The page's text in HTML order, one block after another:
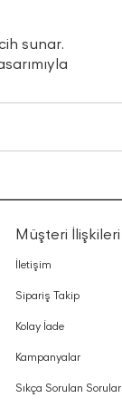
sunar.
Müşteri İlişkileri
İletişim
Sipariş Takip
Kolay İade
Kampanyalar
Sıkça Sorulan Sorular